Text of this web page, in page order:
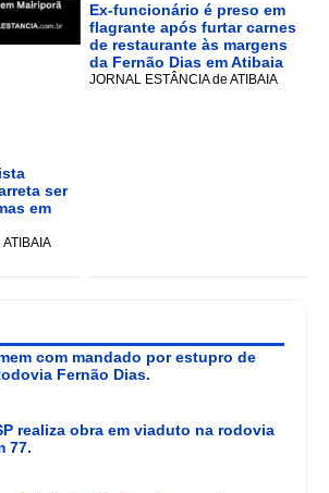
ser
em
Ex-funcionário é preso em
flagrante após furtar carnes
de restaurante às margens
da Fernão Dias em Atibaia
JORNAL ESTÂNCIA de ATIBAIA
com mandado por estupro de
Fernão Dias.
realiza obra em viaduto na rodovia
77.